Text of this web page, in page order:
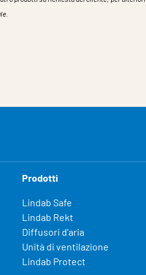
Prodotti
Lindab Safe
Lindab Rekt
Diffusori d'aria
Unità di ventilazione
Lindab Protect